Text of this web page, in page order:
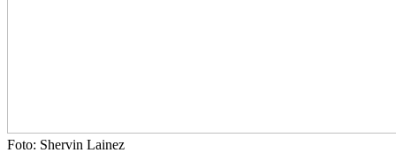
Foto: Shervin Lainez